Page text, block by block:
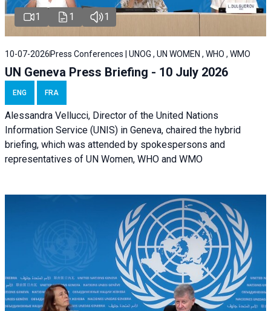
1 1 1
10-07-2026 Press Conferences | UNOG , UN WOMEN , WHO , WMO
UN Geneva Press Briefing - 10 July 2026
ENG FRA
Alessandra Vellucci, Director of the United Nations
Information Service (UNIS) in Geneva, chaired the hybrid
briefing, which was attended by spokespersons and
representatives of UN Women, WHO and WMO